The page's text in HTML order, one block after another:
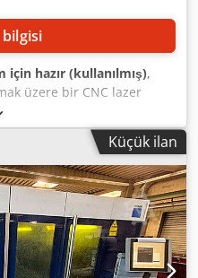
için hazır (kullanılmış),
üzere bir CNC lazer
Lazer kaynağı: TruFlow
gücü: 5000W, X/Y/Z
115mm, Maksimum
alüminyum:
hassasiyeti:
0,03mm, Maks. eksen hızı:
300m/dk. Makine boyutları
2400mm, Ağırlık:
55462h, Lazer saati:
Küçük ilan